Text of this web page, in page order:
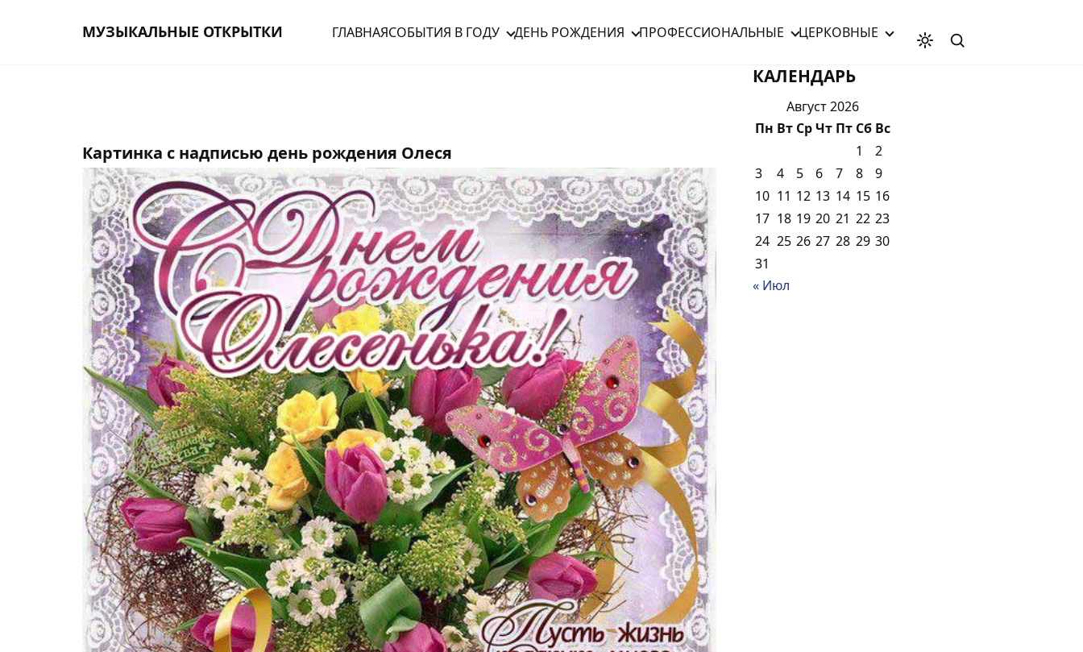
МУЗЫКАЛЬНЫЕ ОТКРЫТКИ ГЛАВНАЯСОБЫТИЯ В ГОДУ ДЕНЬ РОЖДЕНИЯ ПРОФЕССИОНАЛЬНЫЕ ЦЕРКОВНЫЕ
Картинка с надписью день рождения Олеся
КАЛЕНДАРЬ
Август 2026
Пн Вт СрЧт Пт Сб Вс
1
2
3
4 5 6 7 8
9
10 11 12 13 14 15 16
17 18 19 20 21 22 23
24 25 26 27 28 29 30
31
« Июл